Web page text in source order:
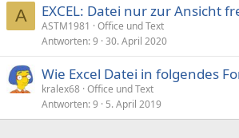
A EXCEL: Datei nur zur Ansicht
ASTM1981
Office und Text
Antworten 9 30. April 2020
Wie Excel Datei in folgendes
kralex68 Office und Text
Antworten 9 5. April 2019